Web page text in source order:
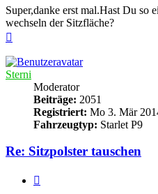
Super,danke erst mal.Hast Du so
wechseln der Sitzfläche?
Sterni
Moderator
Beiträge: 2051
Registriert: Mo 3. Mär
Fahrzeugtyp: Starlet P9
Re: Sitzpolster tauschen